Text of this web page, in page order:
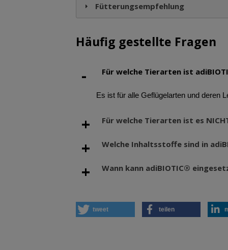
Fütterungsempfehlung
Häufig gestellte Fragen
Für welche Tierarten ist
Es ist für alle Geflügelarten und deren
Für welche Tierarten ist es
Welche Inhaltsstoffe sind in
Wann kann adiBIOTIC®
tweet teilen